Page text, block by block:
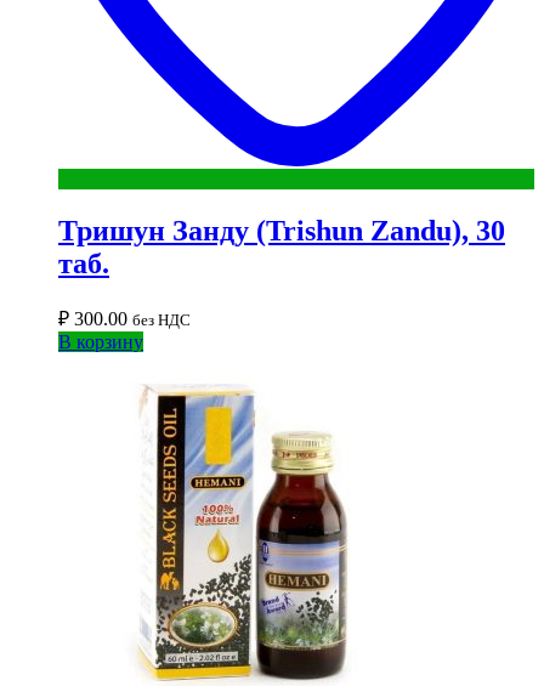
Тришун Занду (Trishun Zandu), 30
таб.
₽ 300.00 без НДС
В корзину